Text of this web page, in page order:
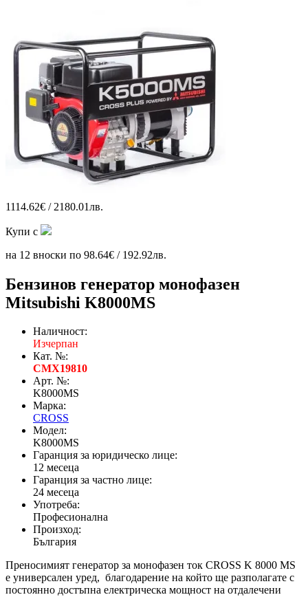
1114.62€ / 2180.01лв.
Купи с
на 12 вноски по 98.64€ / 192.92лв.
Бензинов генератор монофазен
Mitsubishi K8000MS
Наличност:
Изчерпан
Кат. №:
CMX19810
Арт. №:
K8000MS
Марка:
CROSS
Модел:
K8000MS
Гаранция за юридическо лице:
12 месеца
Гаранция за частно лице:
24 месеца
Употреба:
Професионална
Произход:
България
Преносимият генератор за монофазен ток CROSS K 8000 MS
е универсален уред, благодарение на който ще разполагате с
постоянно достъпна електрическа мощност на отдалечени